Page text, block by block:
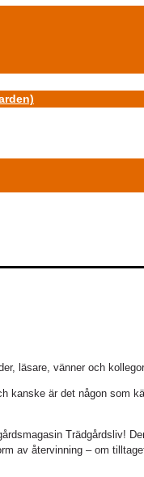
läsare, vänner och
kanske är det någon som
Trädgårdsliv!
av återvinning – om